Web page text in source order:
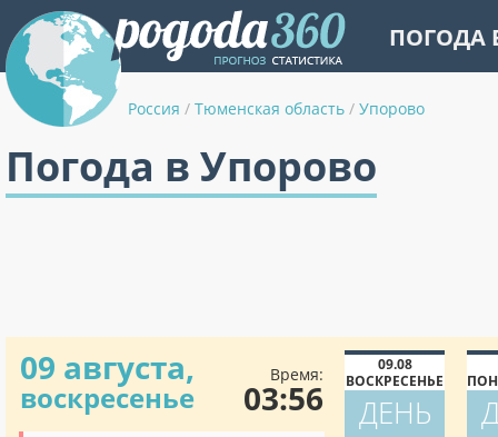
ПОГОДА
Россия / Тюменская область / Упорово
Погода в Упорово
09 августа,
воскресенье
Время:
03:56
09.08
ВОСКРЕСЕНЬЕ
ДЕНЬ